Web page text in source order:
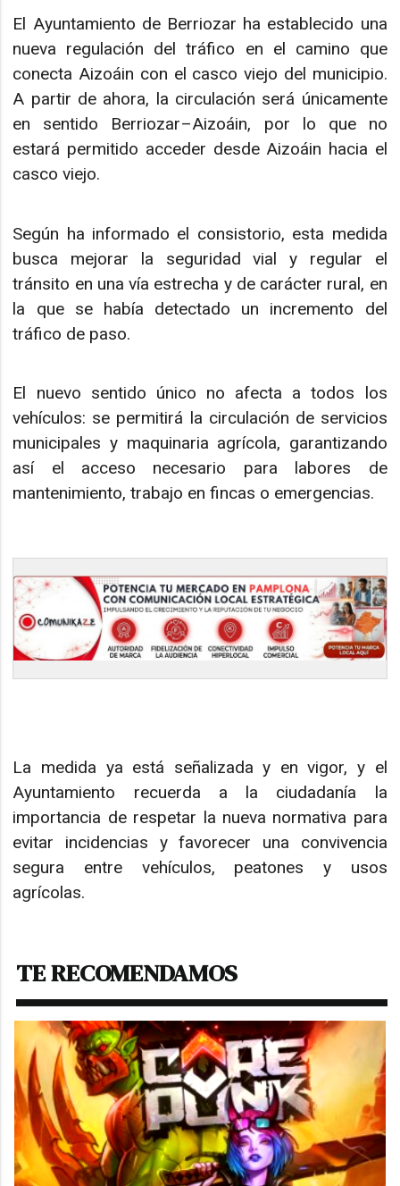
El Ayuntamiento de Berriozar ha establecido una
nueva regulación del tráfico en el camino que
conecta Aizoáin con el casco viejo del municipio.
A partir de ahora, la circulación será únicamente
en sentido Berriozar–Aizoáin, por lo que no
estará permitido acceder desde Aizoáin hacia el
casco viejo.
Según ha informado el consistorio, esta medida
busca mejorar la seguridad vial y regular el
tránsito en una vía estrecha y de carácter rural, en
la que se había detectado un incremento del
tráfico de paso.
El nuevo sentido único no afecta a todos los
vehículos: se permitirá la circulación de servicios
municipales y maquinaria agrícola, garantizando
así el acceso necesario para labores de
mantenimiento, trabajo en fincas o emergencias.
La medida ya está señalizada y en vigor, y el
Ayuntamiento recuerda a la ciudadanía la
importancia de respetar la nueva normativa para
evitar incidencias y favorecer una convivencia
segura entre vehículos, peatones y usos
agrícolas.
TE RECOMENDAMOS